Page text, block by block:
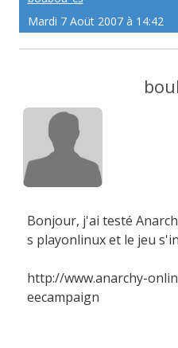
Mardi 7 Aoüt 2007 à 14:42
Bonjour, j'ai testé
s playonlinux et le jeu
http://www.anarchy-
eecampaign